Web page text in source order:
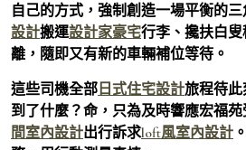
自己的方式，強制創造一場平衡的
設計搬運設計家豪宅行李、攙扶白
離，隨即又有新的車輛補位等待。
這些司機全部 日式住宅設計旅程待
到了什麼？命，只為及時響應宏福
間室內設計出行訴求loft風室內設計